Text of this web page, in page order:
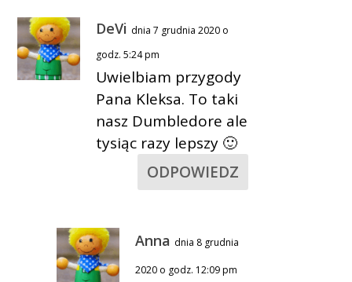
DeVi dnia 7 grudnia 2020 o
godz. 5:24 pm
Uwielbiam przygody
Pana Kleksa. To taki
nasz Dumbledore ale
tysiąc razy lepszy 🙂
ODPOWIEDZ
Anna dnia 8 grudnia
2020 o godz. 12:09 pm